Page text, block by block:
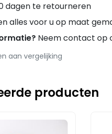
dagen te retourneren
alles voor u op maat
Neem contact op
aan vergelijking
producten